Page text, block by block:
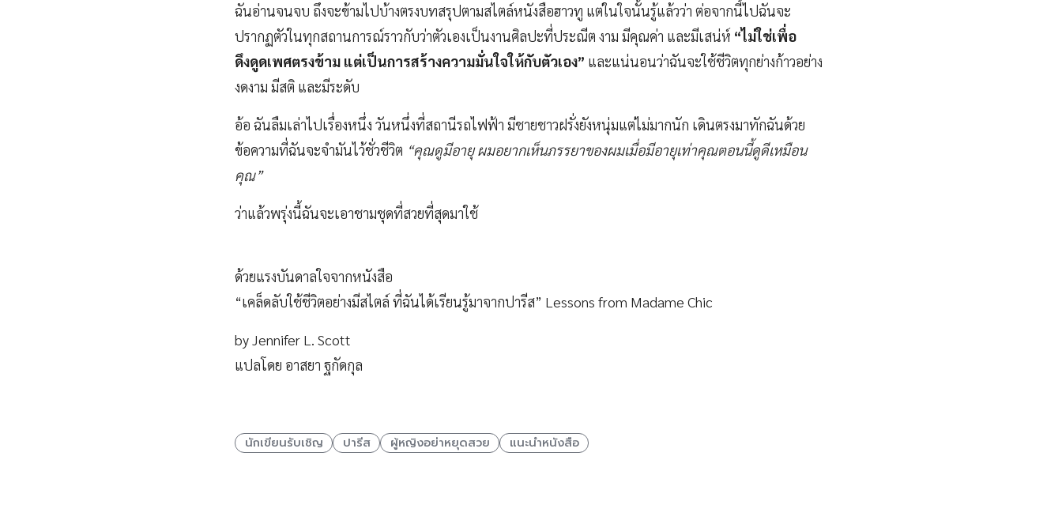
ฉันอ่านจนจบ ถึงจะข้ามไปบ้างตรงบทสรุปตามสไตล์หนังสือฮาวทู แต่ในใจนั้นรู้แล้วว่า ต่อจากนี้ไปฉันจะ
ปรากฏตัวในทุกสถานการณ์ราวกับว่าตัวเองเป็นงานศิลปะที่ประณีต งาม มีคุณค่า และมีเสน่ห์ “ไม่ใช่เพื่อ
ดึงดูดเพศตรงข้าม แต่เป็นการสร้างความมั่นใจให้กับตัวเอง” และแน่นอนว่าฉันจะใช้ชีวิตทุกย่างก้าวอย่าง
งดงาม มีสติ และมีระดับ
อ้อ ฉันลืมเล่าไปเรื่องหนึ่ง วันหนึ่งที่สถานีรถไฟฟ้า มีชายชาวฝรั่งยังหนุ่มแต่ไม่มากนัก เดินตรงมาทักฉันด้วย
ข้อความที่ฉันจะจำมันไว้ชั่วชีวิต “คุณดูมีอายุ ผมอยากเห็นภรรยาของผมเมื่อมีอายุเท่าคุณตอนนี้ดูดีเหมือน
คุณ”
ว่าแล้วพรุ่งนี้ฉันจะเอาชามชุดที่สวยที่สุดมาใช้
ด้วยแรงบันดาลใจจากหนังสือ
“เคล็ดลับใช้ชีวิตอย่างมีสไตล์ ที่ฉันได้เรียนรู้มาจากปารีส” Lessons from Madame Chic
by Jennifer L. Scott
แปลโดย อาสยา ฐกัดกุล
นักเขียนรับเชิญ ปารีส ผู้หญิงอย่าหยุดสวย แนะนำหนังสือ